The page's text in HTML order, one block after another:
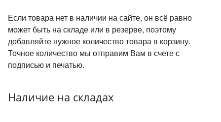
Если товара нет в наличии на сайте, он всё равно
может быть на складе или в резерве, поэтому
добавляйте нужное количество товара в корзину.
Точное количество мы отправим Вам в счете с
подписью и печатью.
Наличие на складах